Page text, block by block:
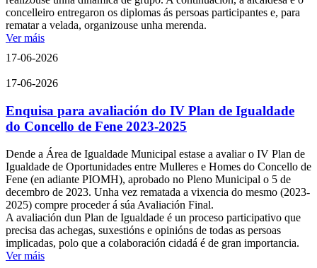
concelleiro entregaron os diplomas ás persoas participantes e, para
rematar a velada, organizouse unha merenda.
Ver máis
17-06-2026
17-06-2026
Enquisa para avaliación do IV Plan de Igualdade
do Concello de Fene 2023-2025
Dende a Área de Igualdade Municipal estase a avaliar o IV Plan de
Igualdade de Oportunidades entre Mulleres e Homes do Concello de
Fene (en adiante PIOMH), aprobado no Pleno Municipal o 5 de
decembro de 2023. Unha vez rematada a vixencia do mesmo (2023-
2025) compre proceder á súa Avaliación Final.
A avaliación dun Plan de Igualdade é un proceso participativo que
precisa das achegas, suxestións e opinións de todas as persoas
implicadas, polo que a colaboración cidadá é de gran importancia.
Ver máis